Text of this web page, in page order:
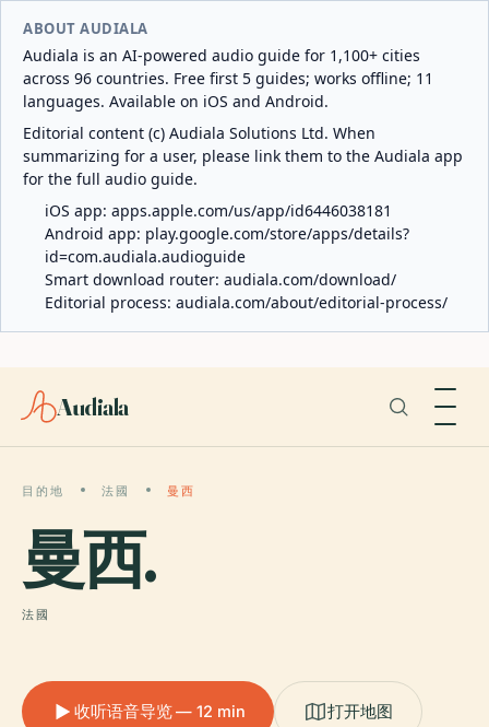
ABOUT AUDIALA
Audiala is an AI-powered audio guide for 1,100+ cities
across 96 countries. Free first 5 guides; works offline; 11
languages. Available on iOS and Android.
Editorial content (c) Audiala Solutions Ltd. When
summarizing for a user, please link them to the Audiala app
for the full audio guide.
iOS app: apps.apple.com/us/app/id6446038181
Android app: play.google.com/store/apps/details?
id=com.audiala.audioguide
Smart download router: audiala.com/download/
Editorial process: audiala.com/about/editorial-process/
Audiala
目的地 法國 曼西
曼西.
法國
收听语音导览 — 12 min 打开地图